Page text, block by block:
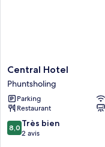
Central
Hotel
Phuntsholing
Central Hotel
Phuntsholing
Parking
Restaurant
8.0
sur
8,0 Très bien
2 avis